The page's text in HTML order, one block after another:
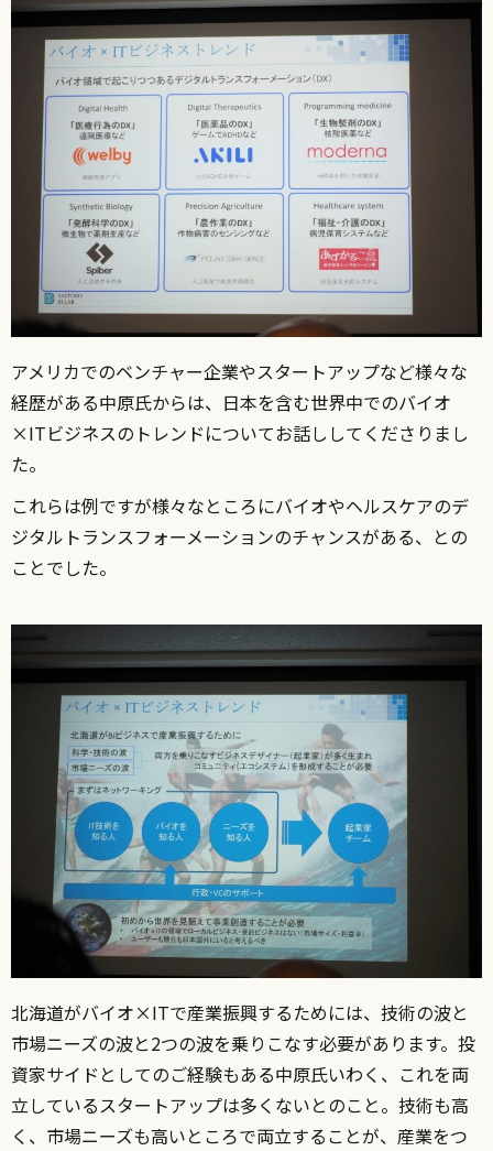
アメリカでのベンチャー企業やスタートアップなど様々な
経歴がある中原氏からは、日本を含む世界中でのバイオ
×ITビジネスのトレンドについてお話ししてくださりまし
た。
これらは例ですが様々なところにバイオやヘルスケアのデ
ジタルトランスフォーメーションのチャンスがある、との
ことでした。
北海道がバイオ×ITで産業振興するためには、技術の波と
市場ニーズの波と2つの波を乗りこなす必要があります。投
資家サイドとしてのご経験もある中原氏いわく、これを両
立しているスタートアップは多くないとのこと。技術も高
く、市場ニーズも高いところで両立することが、産業をつ